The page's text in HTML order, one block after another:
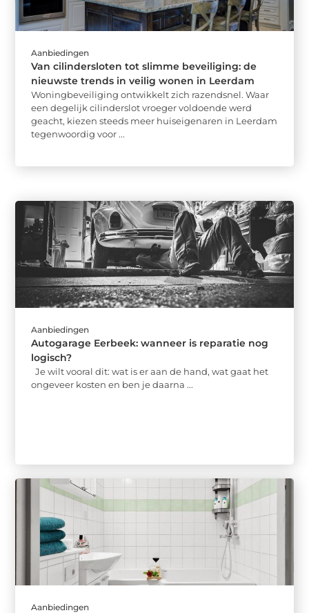
Aanbiedingen
Van cilindersloten tot slimme beveiliging: de
nieuwste trends in veilig wonen in Leerdam
Woningbeveiliging ontwikkelt zich razendsnel. Waar
een degelijk cilinderslot vroeger voldoende werd
geacht, kiezen steeds meer huiseigenaren in Leerdam
tegenwoordig voor ...
Aanbiedingen
Autogarage Eerbeek: wanneer is reparatie nog
logisch?
Je wilt vooral dit: wat is er aan de hand, wat gaat het
ongeveer kosten en ben je daarna ...
Aanbiedingen